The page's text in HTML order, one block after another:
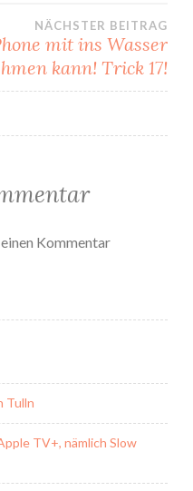
NÄCHSTER BEITRAG
mit ins Wasser
kann! Trick 17!
einen Kommentar
Tulln
TV+, nämlich Slow